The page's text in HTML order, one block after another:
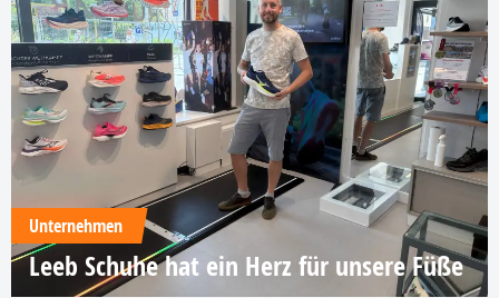
Unternehmen
Leeb Schuhe hat ein Herz für unsere Füße